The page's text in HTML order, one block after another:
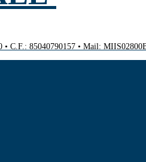
C.F.: 85040790157 • Mail: